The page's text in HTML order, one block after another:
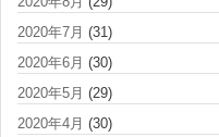
2020年7月 (31)
2020年6月 (30)
2020年5月 (29)
2020年4月 (30)